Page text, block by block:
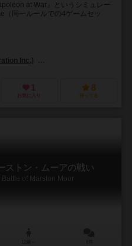
at War』というシミュレー
（同一ルールでの4ゲームセッ
Inc.)
1
お気に入り
8
持ってる
ストン・ムーアの戦い
of Marston Moor